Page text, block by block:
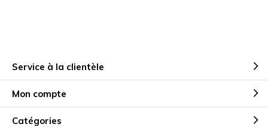
Service à la clientèle
Mon compte
Catégories